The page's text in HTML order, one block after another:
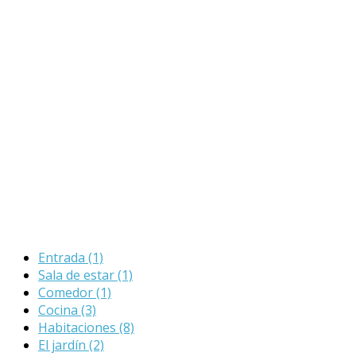
Entrada (1)
Sala de estar(1)
Comedor(1)
Cocina (3)
Habitaciones (8)
El jardín (2)